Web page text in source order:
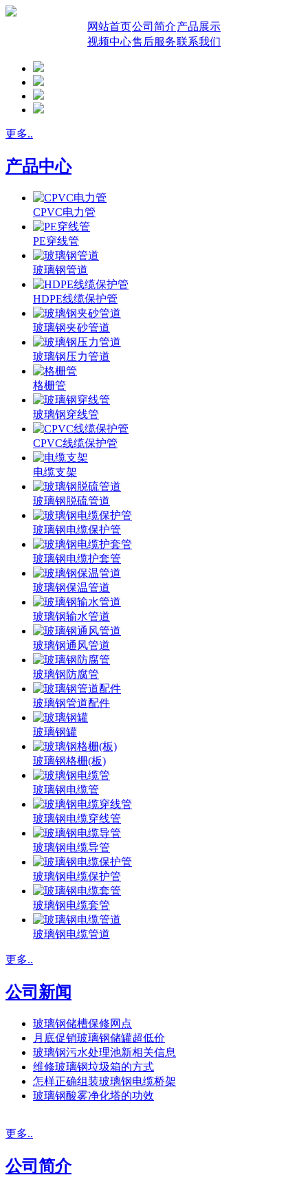
网站首页公司简介产品展示
视频中心售后服务联系我们
更多..
产品中心
CPVC电力管
PE穿线管
玻璃钢管道
HDPE线缆保护管
玻璃钢夹砂管道
玻璃钢压力管道
格栅管
玻璃钢穿线管
CPVC线缆保护管
电缆支架
玻璃钢脱硫管道
玻璃钢电缆保护管
玻璃钢电缆护套管
玻璃钢保温管道
玻璃钢输水管道
玻璃钢通风管道
玻璃钢防腐管
玻璃钢管道配件
玻璃钢罐
玻璃钢格栅(板)
玻璃钢电缆管
玻璃钢电缆穿线管
玻璃钢电缆导管
玻璃钢电缆保护管
玻璃钢电缆套管
玻璃钢电缆管道
更多..
公司新闻
玻璃钢储槽保修网点
月底促销玻璃钢储罐超低价
玻璃钢污水处理池新相关信息
维修玻璃钢垃圾箱的方式
怎样正确组装玻璃钢电缆桥架
玻璃钢酸雾净化塔的功效
更多..
公司简介